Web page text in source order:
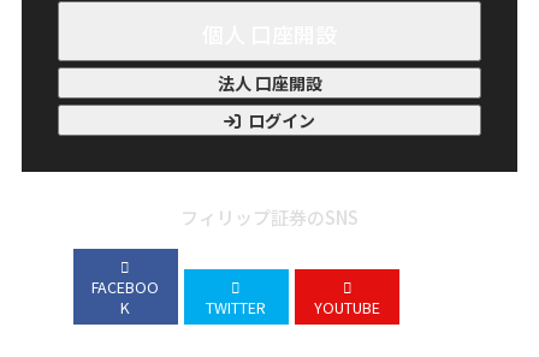
法人 口座開設
ログイン
フィリップ証券のSNS
FACEBOO
K
TWITTER YOUTUBE